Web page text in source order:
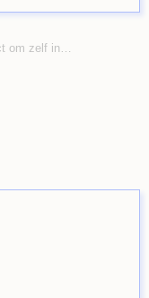
om zelf in…